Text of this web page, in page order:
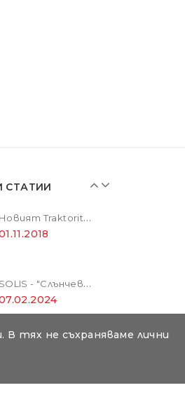
тях не съхраняваме лични
СТАТИИ
Новият Traktorite.com е вече онлайн
SOLIS - "Слънчевите" трактори